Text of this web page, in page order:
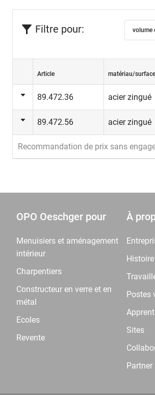
Filtre pour: volume
Article matériau/surface
89.472.36 acier zingué
89.472.56 acier zingué
Recommandation de prix sans
OPO Oeschger pour
Menuisiers et aménagement
intérieur
Charpentiers
Constructeur en verre et en
métal
Ecoles
Revente
À
Histoire
Postes
Sites
Partner